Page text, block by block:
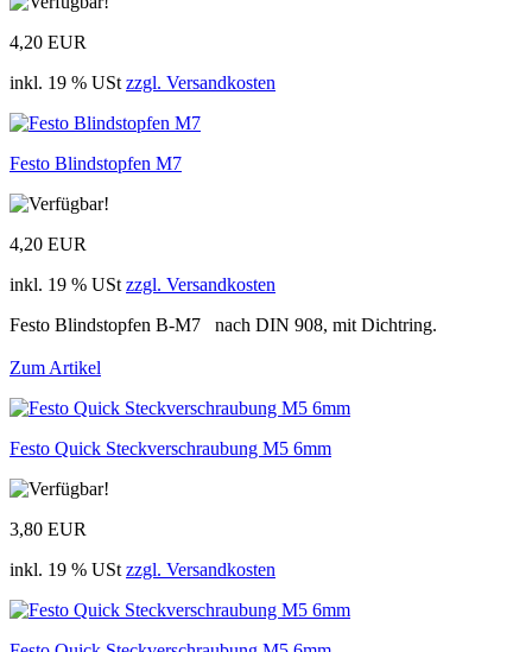
4,20 EUR
inkl. 19 % USt zzgl. Versandkosten
Festo Blindstopfen M7
4,20 EUR
inkl. 19 % USt zzgl. Versandkosten
Festo Blindstopfen B-M7 nach DIN 908, mit Dichtring.
Zum Artikel
Festo Quick Steckverschraubung M5 6mm
3,80 EUR
inkl. 19 % USt zzgl. Versandkosten